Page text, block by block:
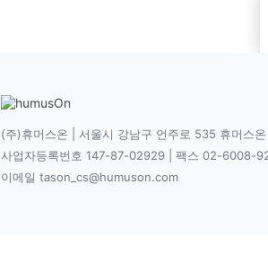
(주)휴머스온 | 서울시 강남구 언주로 535 휴머스
사업자등록번호 147-87-02929 | 팩스 02-6008-
이메일 tason_cs@humuson.com